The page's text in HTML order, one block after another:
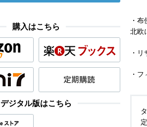
購入はこちら
デジタル版はこちら
・
北欧
・
・